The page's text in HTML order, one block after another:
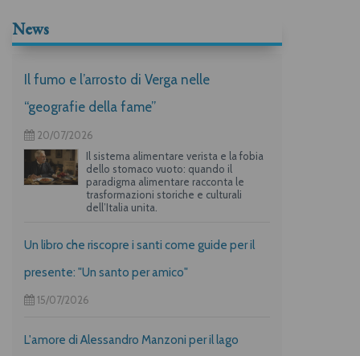
News
Il fumo e l’arrosto di Verga nelle
“geografie della fame”
20/07/2026
Il sistema alimentare verista e la fobia
dello stomaco vuoto: quando il
paradigma alimentare racconta le
trasformazioni storiche e culturali
dell’Italia unita.
Un libro che riscopre i santi come guide per il
presente: "Un santo per amico"
15/07/2026
L'amore di Alessandro Manzoni per il lago